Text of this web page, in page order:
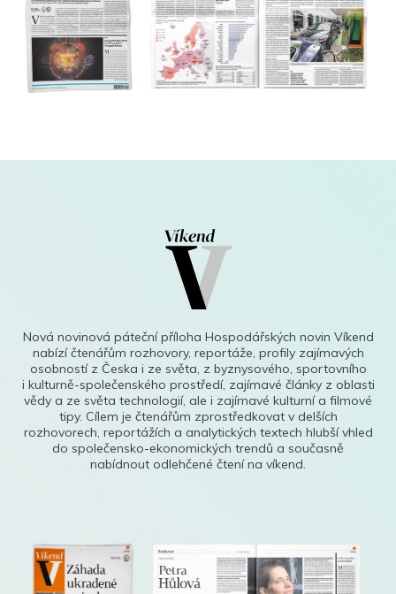
Nová novinová páteční příloha Hospodářských novin Víkend
nabízí čtenářům rozhovory, reportáže, profily zajímavých
osobností z Česka i ze světa, z byznysového, sportovního
i kulturně-společenského prostředí, zajímavé články z oblasti
vědy a ze světa technologií, ale i zajímavé kulturní a filmové
tipy. Cílem je čtenářům zprostředkovat v delších
rozhovorech, reportážích a analytických textech hlubší vhled
do společensko-ekonomických trendů a současně
nabídnout odlehčené čtení na víkend.